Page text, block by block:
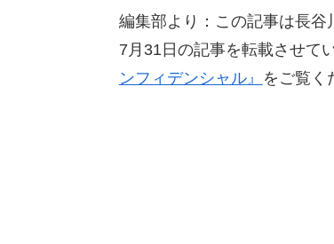
編集部より：この記事は長
7月31日の記事を転載させて
ンフィデンシャル』
をご覧く